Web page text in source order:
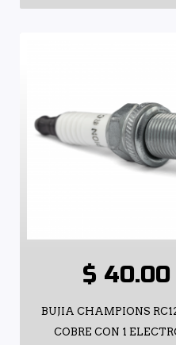
$ 40.00
BUJIA CHAMPIONS
COBRE CON 1